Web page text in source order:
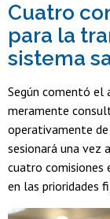
Cuatro
para la
sistema
Según comentó el
meramente
operativamente
sesionará una vez
cuatro comisiones
en las prioridades